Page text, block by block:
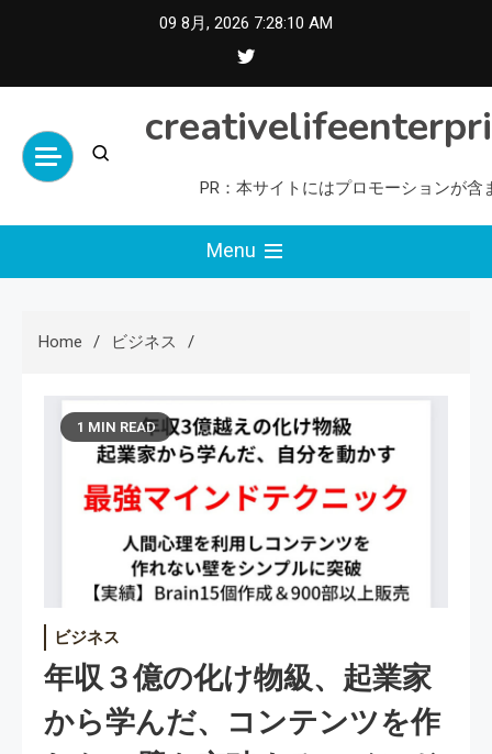
09 8月, 2026 7:28:11 AM
PR：本サイトにはプロモーションが含
Menu
Home ビジネス
1 MIN READ
ビジネス
年収３億の化け物級、起業家
から学んだ、コンテンツを作